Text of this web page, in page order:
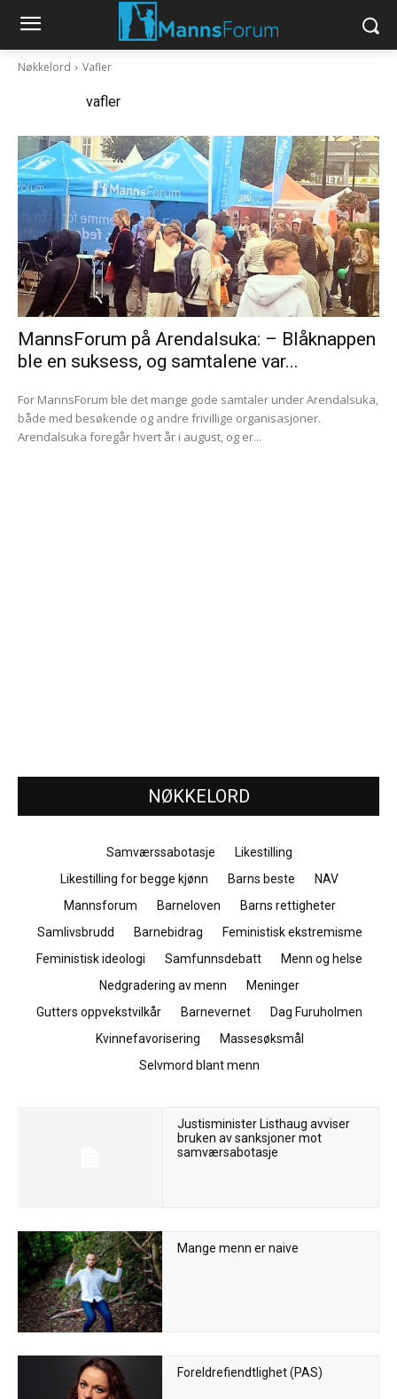
Nøkkelord Vafler
vafler
MannsForum på Arendalsuka: – Blåknappen
ble en suksess, og samtalene var...
For MannsForum ble det mange gode samtaler under Arendalsuka,
både med besøkende og andre frivillige organisasjoner.
Arendalsuka foregår hvert år i august, og er...
NØKKELORD
Samværssabotasje
Likestilling
Likestilling for begge kjønn
Barns beste
NAV
Mannsforum
Barneloven
Barns rettigheter
Samlivsbrudd
Barnebidrag
Feministisk ekstremisme
Feministisk ideologi
Samfunnsdebatt
Menn og helse
Nedgradering av menn
Meninger
Gutters oppvekstvilkår
Barnevernet
Dag Furuholmen
Kvinnefavorisering
Massesøksmål
Selvmord blant menn
Justisminister Listhaug avviser
bruken av sanksjoner mot
samværsabotasje
Mange menn er naive
Foreldrefiendtlighet (PAS)